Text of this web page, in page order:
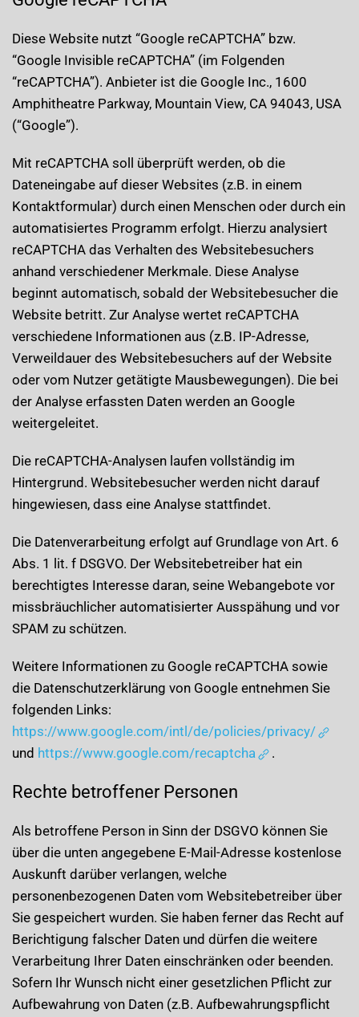
Diese Website nutzt “Google reCAPTCHA” bzw.
“Google Invisible reCAPTCHA” (im Folgenden
“reCAPTCHA”). Anbieter ist die Google Inc., 1600
Amphitheatre Parkway, Mountain View, CA 94043, USA
(“Google”).
Mit reCAPTCHA soll überprüft werden, ob die
Dateneingabe auf dieser Websites (z.B. in einem
Kontaktformular) durch einen Menschen oder durch ein
automatisiertes Programm erfolgt. Hierzu analysiert
reCAPTCHA das Verhalten des Websitebesuchers
anhand verschiedener Merkmale. Diese Analyse
beginnt automatisch, sobald der Websitebesucher die
Website betritt. Zur Analyse wertet reCAPTCHA
verschiedene Informationen aus (z.B. IP-Adresse,
Verweildauer des Websitebesuchers auf der Website
oder vom Nutzer getätigte Mausbewegungen). Die bei
der Analyse erfassten Daten werden an Google
weitergeleitet.
Die reCAPTCHA-Analysen laufen vollständig im
Hintergrund. Websitebesucher werden nicht darauf
hingewiesen, dass eine Analyse stattfindet.
Die Datenverarbeitung erfolgt auf Grundlage von Art. 6
Abs. 1 lit. f DSGVO. Der Websitebetreiber hat ein
berechtigtes Interesse daran, seine Webangebote vor
missbräuchlicher automatisierter Ausspähung und vor
SPAM zu schützen.
Weitere Informationen zu Google reCAPTCHA sowie
die Datenschutzerklärung von Google entnehmen Sie
folgenden Links:
https://www.google.com/intl/de/policies/privacy/
und https://www.google.com/recaptcha .
Rechte betroffener Personen
Als betroffene Person in Sinn der DSGVO können Sie
über die unten angegebene E-Mail-Adresse kostenlose
Auskunft darüber verlangen, welche
personenbezogenen Daten vom Websitebetreiber über
Sie gespeichert wurden. Sie haben ferner das Recht auf
Berichtigung falscher Daten und dürfen die weitere
Verarbeitung Ihrer Daten einschränken oder beenden.
Sofern Ihr Wunsch nicht einer gesetzlichen Pflicht zur
Aufbewahrung von Daten (z.B. Aufbewahrungspflicht